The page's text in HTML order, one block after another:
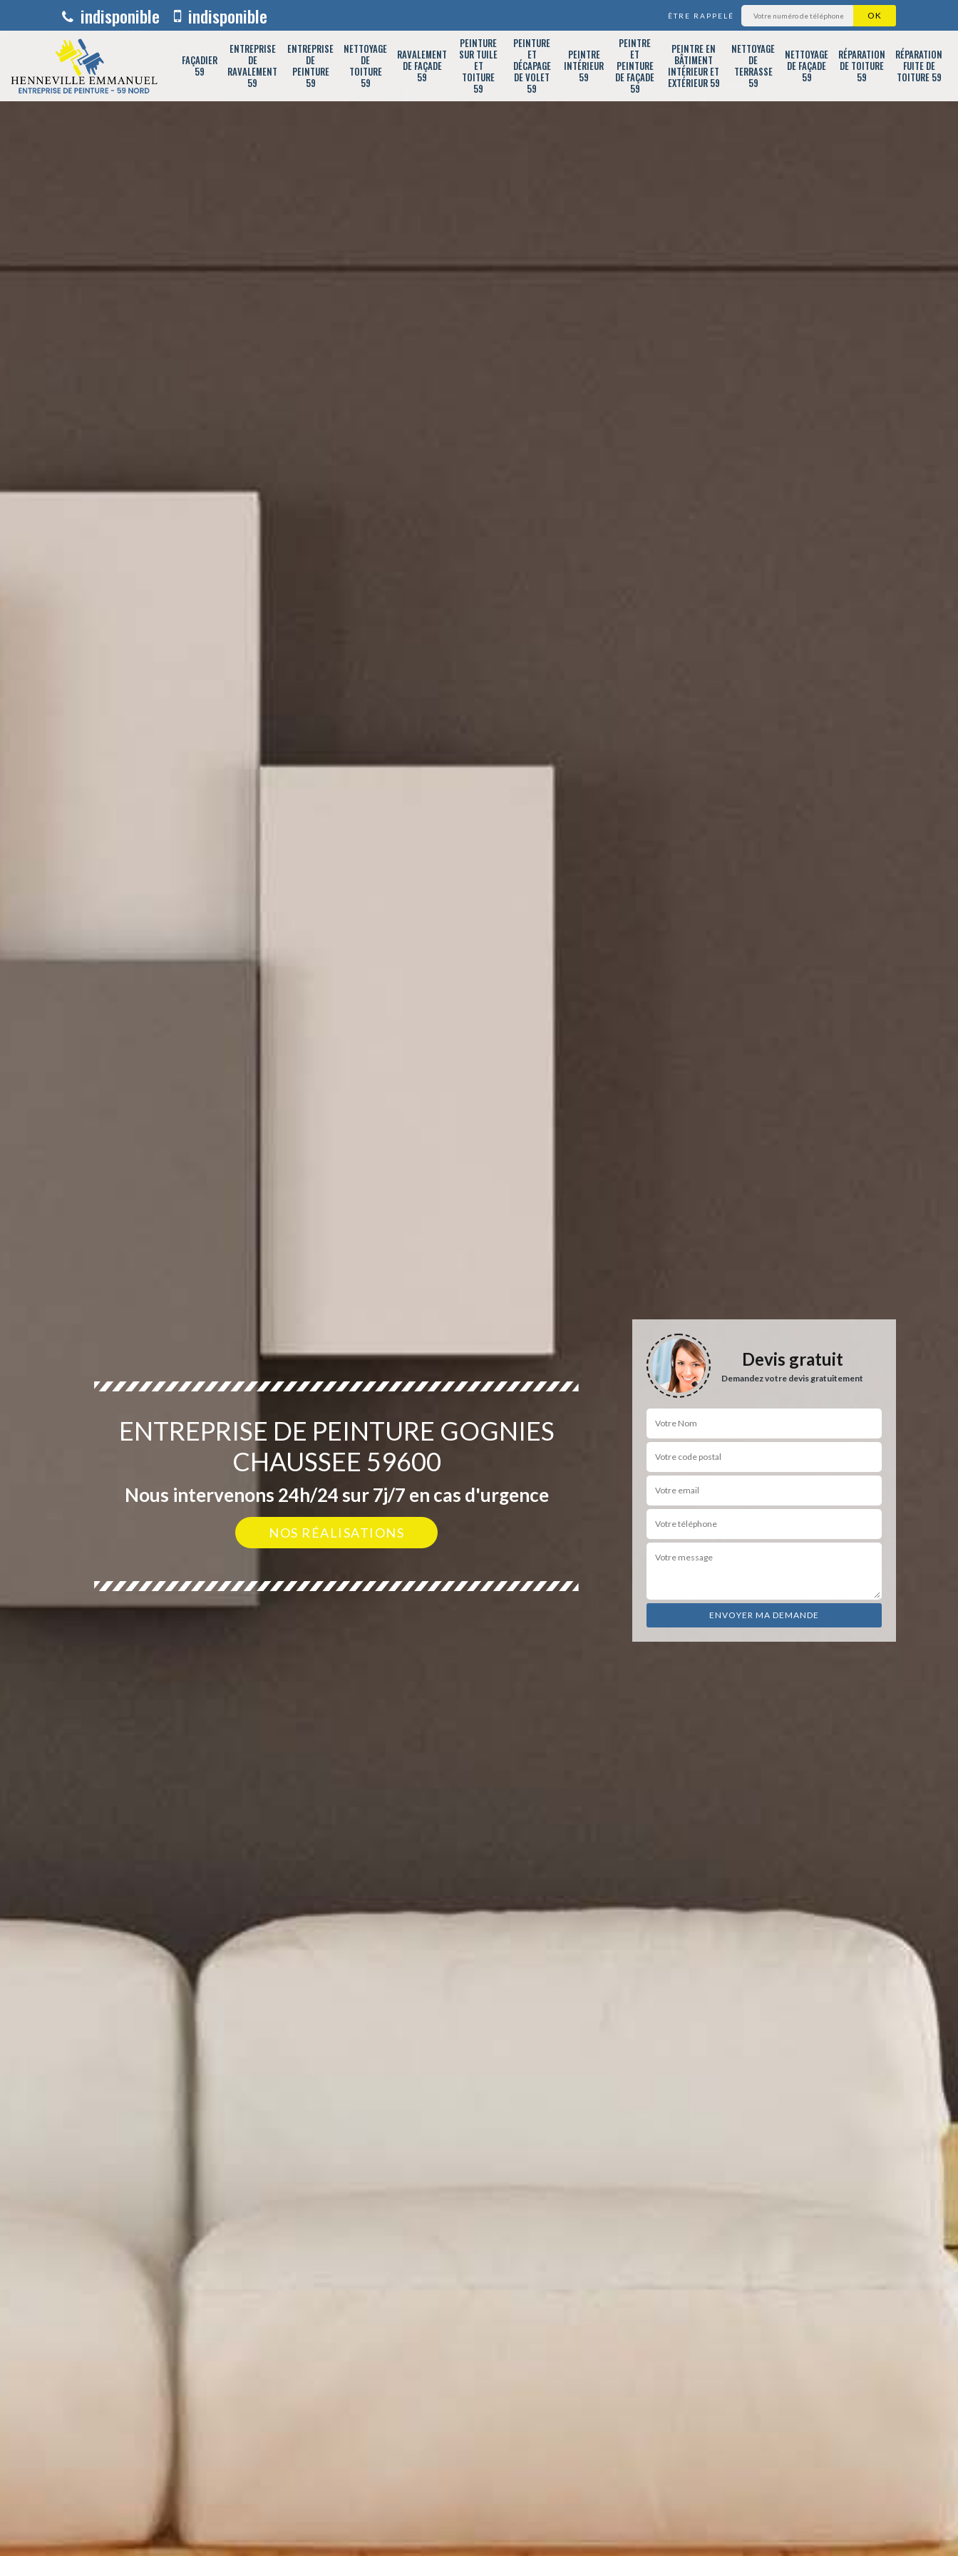
indisponible indisponible ÊTRE RAPPELÉ
FAÇADIER
59
ENTREPRISE
DE
RAVALEMENT
59
ENTREPRISE
DE
PEINTURE
59
NETTOYAGE
DE
TOITURE
59
RAVALEMENT
DE FAÇADE
59
PEINTURE
SUR TUILE
ET
TOITURE
59
PEINTURE
ET
DÉCAPAGE
DE VOLET
59
PEINTRE
INTÉRIEUR
59
PEINTRE
ET
PEINTURE
DE FAÇADE
59
PEINTRE EN
BÂTIMENT
INTÉRIEUR ET
EXTÉRIEUR 59
NETTOYAGE
DE
TERRASSE
59
NETTOYAGE
DE FAÇADE
59
RÉPARATION
DE TOITURE
59
RÉPARATION
FUITE DE
TOITURE 59
ENTREPRISE DE PEINTURE GOGNIES
CHAUSSEE 59600
Nous intervenons 24h/24 sur 7j/7 en cas d'urgence
NOS RÉALISATIONS
Devis gratuit
Demandez votre devis gratuitement